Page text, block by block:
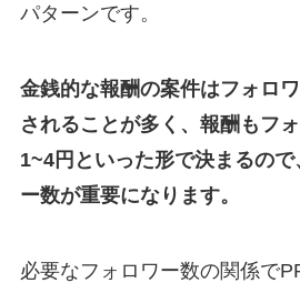
パターンです。
金銭的な報酬の案件はフォロ
されることが多く、報酬もフ
1~4円といった形で決まるの
ー数が重要になります。
必要なフォロワー数の関係で